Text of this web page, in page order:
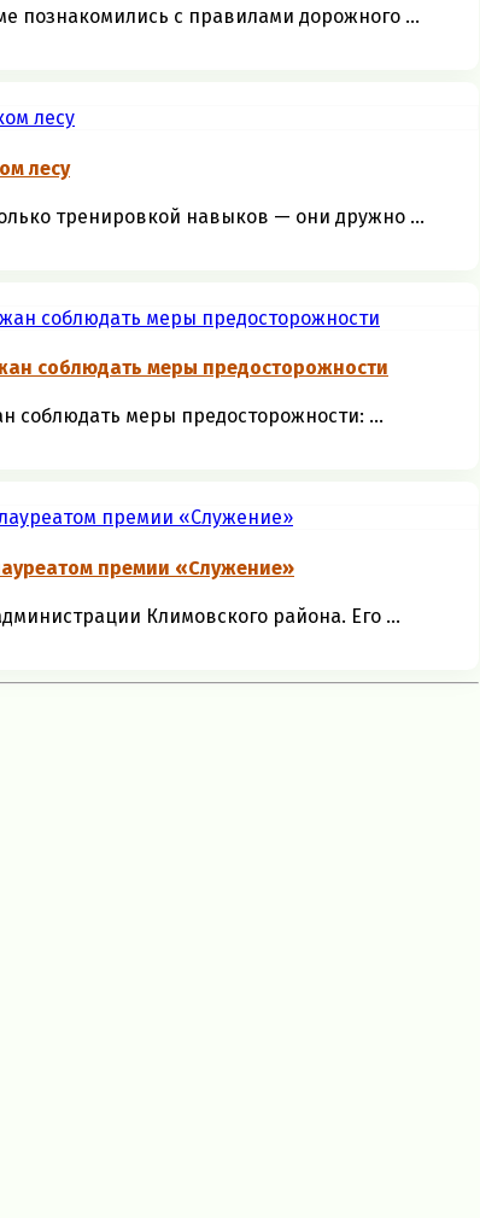
познакомились с правилами дорожного ...
лесу
тренировкой навыков — они дружно ...
соблюдать меры предосторожности
соблюдать меры предосторожности: ...
премии «Служение»
Климовского района. Его ...